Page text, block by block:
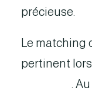
précieuse.
Le matching
pertinent
.